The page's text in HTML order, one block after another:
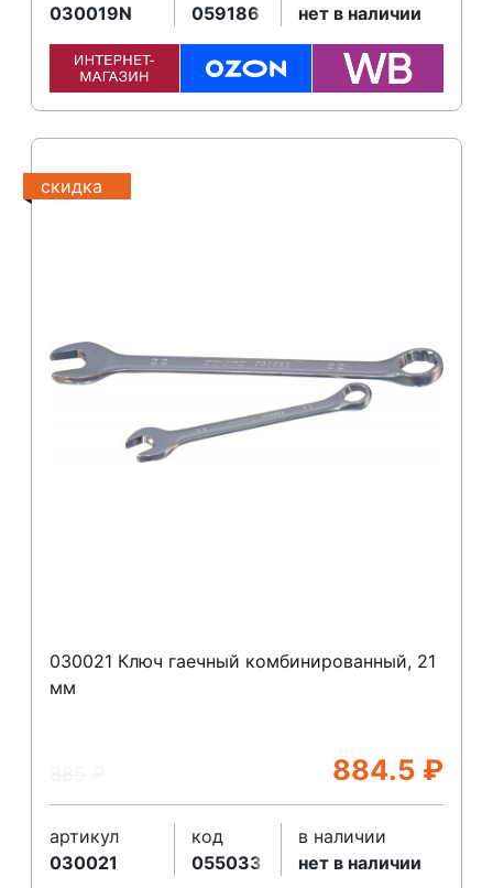
030019N
059186
нет в наличии
скидка
030021 Ключ гаечный комбинированный, 21
мм
884.5 ₽
артикул
030021
код
055033
в наличии
нет в наличии